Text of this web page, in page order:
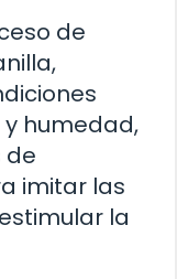
de
humedad,
de
imitar las
la